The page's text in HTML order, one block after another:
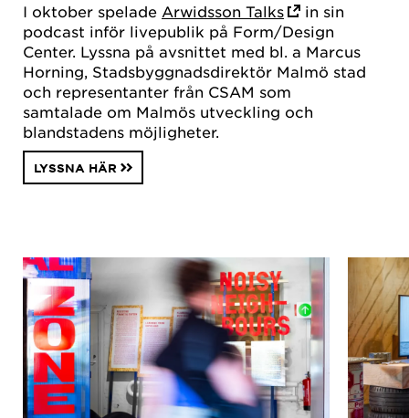
I oktober spelade Arwidsson Talks
in sin
podcast inför livepublik på Form/Design
Center. Lyssna på avsnittet med bl. a Marcus
Horning, Stadsbyggnadsdirektör Malmö stad
och representanter från CSAM som
samtalade om Malmös utveckling och
blandstadens möjligheter.
LYSSNA HÄR